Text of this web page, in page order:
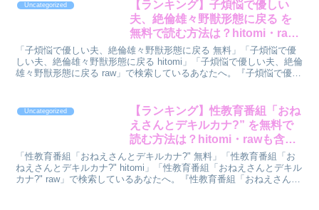
Uncategorized
【ランキング】子煩悩で優しい
夫、絶倫雄々野獣形態に戻る を
無料で読む方法は？hitomi・raw
も含めて格付け
「子煩悩で優しい夫、絶倫雄々野獣形態に戻る 無料」「子煩悩で優
しい夫、絶倫雄々野獣形態に戻る hitomi」「子煩悩で優しい夫、絶倫
雄々野獣形態に戻る raw」で検索しているあなたへ。『子煩悩で優し
Uncategorized
【ランキング】性教育番組「おね
えさんとデキルカナ?” を無料で
読む方法は？hitomi・rawも含め
て格付け
「性教育番組「おねえさんとデキルカナ?" 無料」「性教育番組「お
ねえさんとデキルカナ?" hitomi」「性教育番組「おねえさんとデキル
カナ?" raw」で検索しているあなたへ。『性教育番組「おねえさんと